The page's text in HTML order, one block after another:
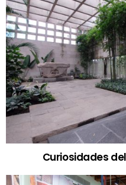
Curiosidades